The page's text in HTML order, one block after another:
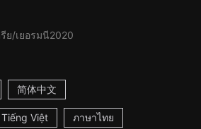
ย/เยอรมนี2020
简体中文
Tiếng Việt ภาษาไทย